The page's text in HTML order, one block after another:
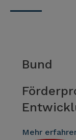
Bund
Mehr